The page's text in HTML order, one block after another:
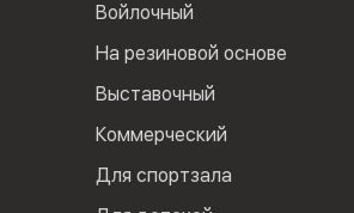
Войлочный
На резиновой основе
Выставочный
Коммерческий
Для спортзала